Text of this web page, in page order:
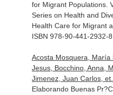
for Migrant Populations.
Series on Health and
Health Care for Migrant
ISBN 978-90-441-2932-8
Acosta Mosquera,
Jesus, Bocchino, Anna,
Jimenez, Juan Carlos,
Elaborando Buenas